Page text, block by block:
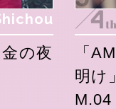
の夜
「
明け